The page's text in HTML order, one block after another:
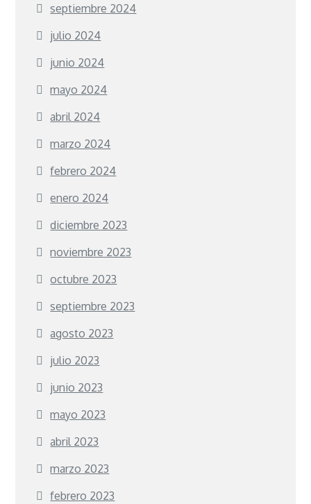
septiembre 2024
julio 2024
junio 2024
mayo 2024
abril 2024
marzo 2024
febrero 2024
enero 2024
diciembre 2023
noviembre 2023
octubre 2023
septiembre 2023
agosto 2023
julio 2023
junio 2023
mayo 2023
abril 2023
marzo 2023
febrero 2023